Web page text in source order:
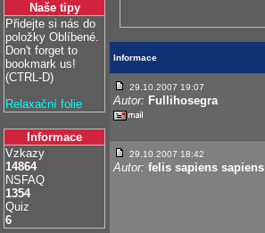
Naše tipy
Přidejte si nás do
položky Oblíbené.
Don't forget to
bookmark us!
(CTRL-D)
Relaxační folie
Informace
Vzkazy
14864
NSFAQ
1354
Quiz
6
Informace
29.10.2007 19:07
Autor: Fullihosegra
29.10.2007 18:42
Autor: felis sapiens sapiens